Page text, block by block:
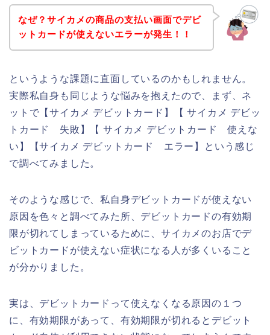
なぜ？サイカメの商品の支払い画面でデビ
ットカードが使えないエラーが発生！！
というような課題に直面しているのかもしれません。
実際私自身も同じような悩みを抱えたので、まず、ネ
ットで【サイカメ デビットカード】【 サイカメ デビッ
トカード 失敗】【 サイカメ デビットカード 使えな
い】【サイカメ デビットカード エラー】という感じ
で調べてみました。
そのような感じで、私自身デビットカードが使えない
原因を色々と調べてみた所、デビットカードの有効期
限が切れてしまっているために、サイカメのお店でデ
ビットカードが使えない症状になる人が多くいること
が分かりました。
実は、デビットカードって使えなくなる原因の１つ
に、有効期限があって、有効期限が切れるとデビット